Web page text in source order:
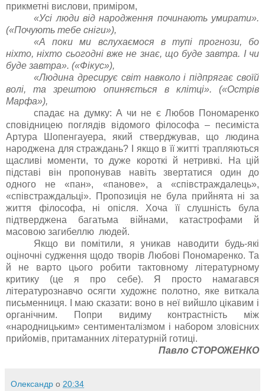
прикметні вислови, приміром,
«Усі люди від народження починають умирати».
(«Почують тебе сніги»),
«А поки ми вслухаємося в тупі прогнози, бо
ніхто, ніхто сьогодні вже не знає, що буде завтра. І чи
буде завтра». («Фікус»),
«Людина дресирує світ навколо і підпрягає своїй
волі, та зрештою опиняється в клітці». («Острів
Марфа»),
спадає на думку: А чи не є Любов Пономаренко
сповідницею поглядів відомого філософа – песиміста
Артура Шопенгауера, який стверджував, що людина
народжена для страждань? І якщо в її житті трапляються
щасливі моменти, то дуже короткі й нетривкі. На цій
підставі він пропонував навіть звертатися один до
одного не «пан», «панове», а «співстраждалець»,
«співстраждальці». Пропозиція не була прийнята ні за
життя філософа, ні опісля. Хоча її слушність була
підтверджена багатьма війнами, катастрофами й
масовою загибеллю людей.
Якщо ви помітили, я уникав наводити будь-які
оціночні судження щодо творів Любові Пономаренко. Та
й не варто цього робити тактовному літературному
критику (це я про себе). Я просто намагався
літературознавчо осягти художнє полотно, яке виткала
письменниця. І маю сказати: воно в неї вийшло цікавим і
органічним. Попри видиму контрастність між
«народницьким» сентименталізмом і набором зловісних
прийомів, притаманних літературній готиці.
Павло СТОРОЖЕНКО
Олександр о 20:34